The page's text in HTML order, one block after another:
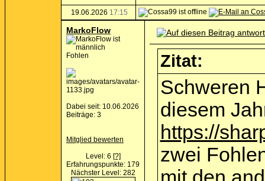
19.06.2026 17:15
MarkoFlow
Fohlen
Dabei seit: 10.06.2026
Beiträge: 3
Mitglied bewerten
Level: 6 [?]
Erfahrungspunkte: 179
Nächster Level: 282
Zitat:
Schweren
diesem
https://
zwei